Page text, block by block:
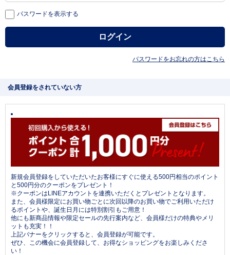
パスワードを表示する
パスワードをお忘れの方はこちら
会員登録をされていない方
新規会員登録をしていただいたお客様にすぐに使える500円相当のポイント
と500円分のクーポンをプレゼント！
※クーポンはLINEアカウントを連携いただくとプレゼントとなります。
また、会員様限定にお買い物ごとに次回以降のお買い物でご利用いただけ
るポイントや、誕生日月には特別割引もご用意！
他にも新商品情報や限定セールの先行案内など、会員様だけの特典やメリ
ットも充実！！
上記バナーをクリックすると、会員登録が可能です。
ぜひ、この機会に会員登録して、お得なショッピングをお楽しみくださ
い！